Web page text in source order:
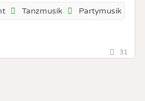
Tanzmusik Partymusik
31